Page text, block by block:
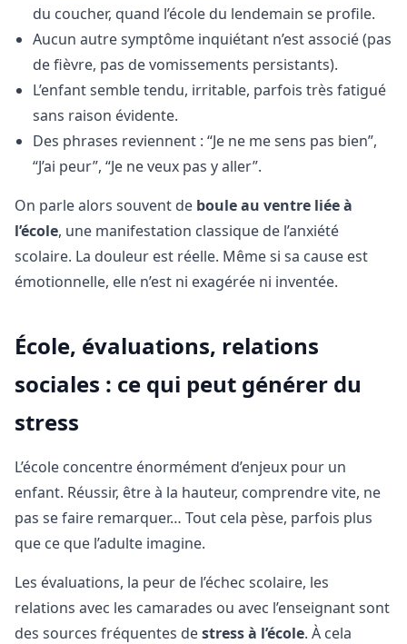
du coucher, quand l’école du lendemain se profile.
Aucun autre symptôme inquiétant n’est associé (pas
de fièvre, pas de vomissements persistants).
L’enfant semble tendu, irritable, parfois très fatigué
sans raison évidente.
Des phrases reviennent : “Je ne me sens pas bien”,
“J’ai peur”, “Je ne veux pas y aller”.
On parle alors souvent de boule au ventre liée à
l’école, une manifestation classique de l’anxiété
scolaire. La douleur est réelle. Même si sa cause est
émotionnelle, elle n’est ni exagérée ni inventée.
École, évaluations, relations
sociales : ce qui peut générer du
stress
L’école concentre énormément d’enjeux pour un
enfant. Réussir, être à la hauteur, comprendre vite, ne
pas se faire remarquer… Tout cela pèse, parfois plus
que ce que l’adulte imagine.
Les évaluations, la peur de l’échec scolaire, les
relations avec les camarades ou avec l’enseignant sont
des sources fréquentes destress à l’école. À cela